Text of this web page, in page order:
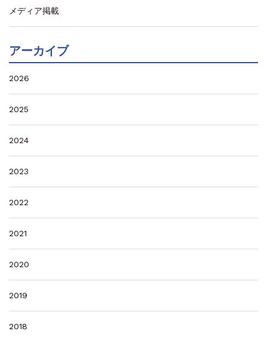
メディア掲載
アーカイブ
2026
2025
2024
2023
2022
2021
2020
2019
2018